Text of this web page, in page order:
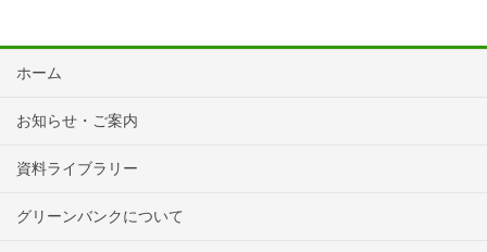
ホーム
お知らせ・ご案内
資料ライブラリー
グリーンバンクについて